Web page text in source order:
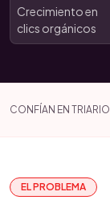
Crecimiento en
clics orgánicos
CONFÍAN EN TRIARIO
EL PROBLEMA